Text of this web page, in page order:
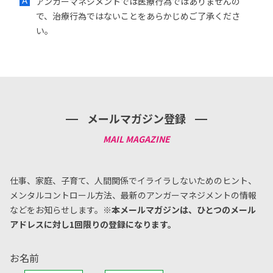
で、治療行為ではないことをあらかじめご了承くださ
い。
メールマガジン登録
仕事、家庭、子育て、人間関係でイライラしないためのヒント、
メンタルコントロール方法、 最新のアンガーマネジメントの情報
などをお知らせします。 ※本メールマガジンは、ひとつのメール
アドレスに対し1回限りの登録になります。
お名前